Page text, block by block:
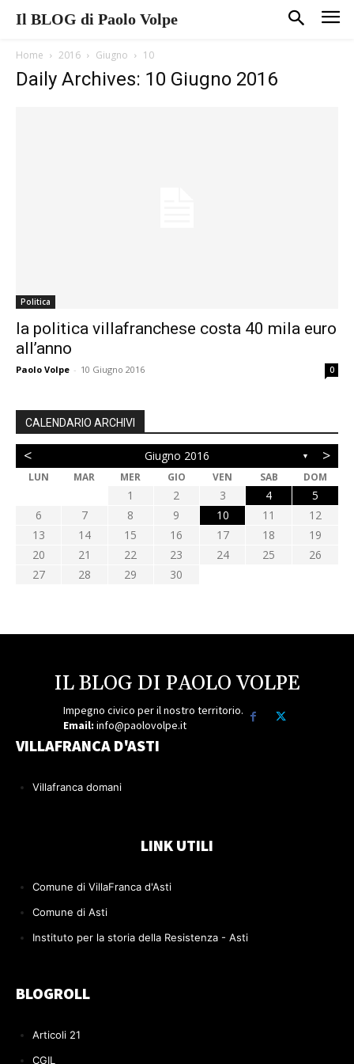
Il BLOG di Paolo Volpe
Home 2016 Giugno 10
Daily Archives: 10 Giugno 2016
Politica
la politica villafranchese costa 40 mila euro
all’anno
Paolo Volpe - 10 Giugno 2016 0
CALENDARIO ARCHIVI
< Giugno 2016 ▼ >
LUN MAR MER GIO VEN SAB DOM
1 2 3 4
5
6
7 8 9 10 11
12
13
14 15 16 17 18
19
20
21 22 23 24 25
26
27
28 29 30
IL BLOG DI PAOLO VOLPE
Impegno civico per il nostro territorio.
Email: info@paolovolpe.it
VILLAFRANCA D'ASTI
Villafranca domani
LINK UTILI
Comune di VillaFranca d'Asti
Comune di Asti
Instituto per la storia della Resistenza - Asti
BLOGROLL
Articoli 21
CGIL